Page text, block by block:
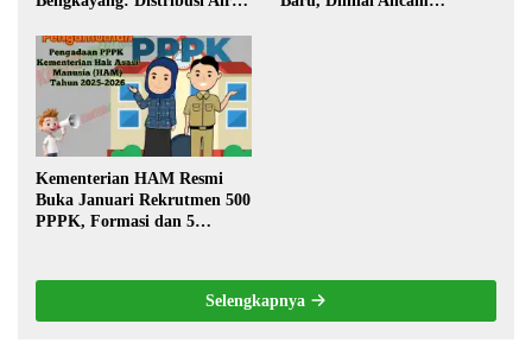
Warga
Kementerian HAM Resmi
Buka Januari Rekrutmen 500
PPPK, Formasi dan 5
Selengkapnya